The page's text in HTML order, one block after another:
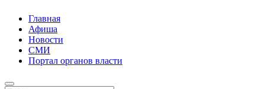
Главная
Афиша
Новости
СМИ
Портал органов власти